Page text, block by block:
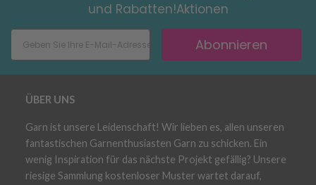
und Rabatten!Aktionen
Abonnieren
ÜBER UNS
Garn ist unsere Leidenschaft! Wir lieben es, allen unseren
fantastischen Garnenthusiasten Garn zu schicken. Ein
wenig Inspiration für das nächste Projekt gefällig? Unsere
riesige Sammlung kostenloser Muster wartet darauf,